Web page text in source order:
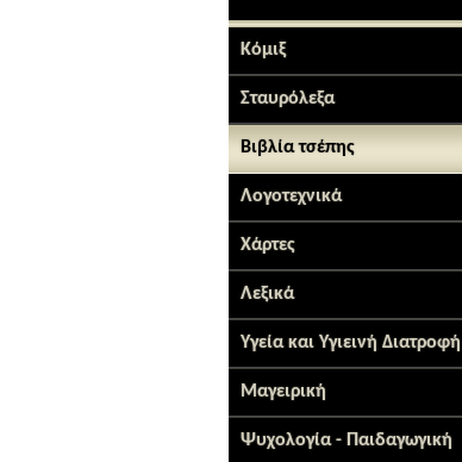
Κόμιξ
Σταυρόλεξα
Βιβλία τσέπης
Λογοτεχνικά
Χάρτες
Λεξικά
Υγεία και Υγιεινή Διατροφή
Μαγειρική
Ψυχολογία - Παιδαγωγική